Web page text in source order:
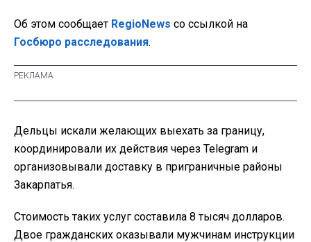
Об этом сообщает RegioNews со ссылкой на
Госбюро расследования.
Дельцы искали желающих выехать за границу,
координировали их действия через Telegram и
организовывали доставку в приграничные районы
Закарпатья.
Стоимость таких услуг составила 8 тысяч долларов.
Двое гражданских оказывали мужчинам инструкции